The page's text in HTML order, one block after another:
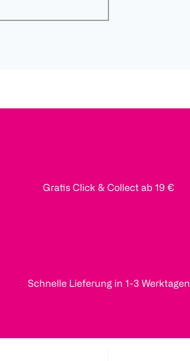
Gratis Click & Collect ab 19 €
Schnelle Lieferung in 1-3 Werktagen